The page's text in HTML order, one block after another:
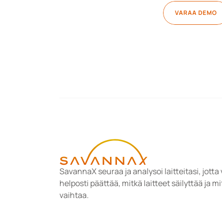
VARAA DEMO
SavannaX seuraa ja analysoi laitteitasi, jotta
helposti päättää, mitkä laitteet säilyttää ja
vaihtaa.